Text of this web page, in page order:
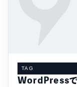
TAG
WordPress